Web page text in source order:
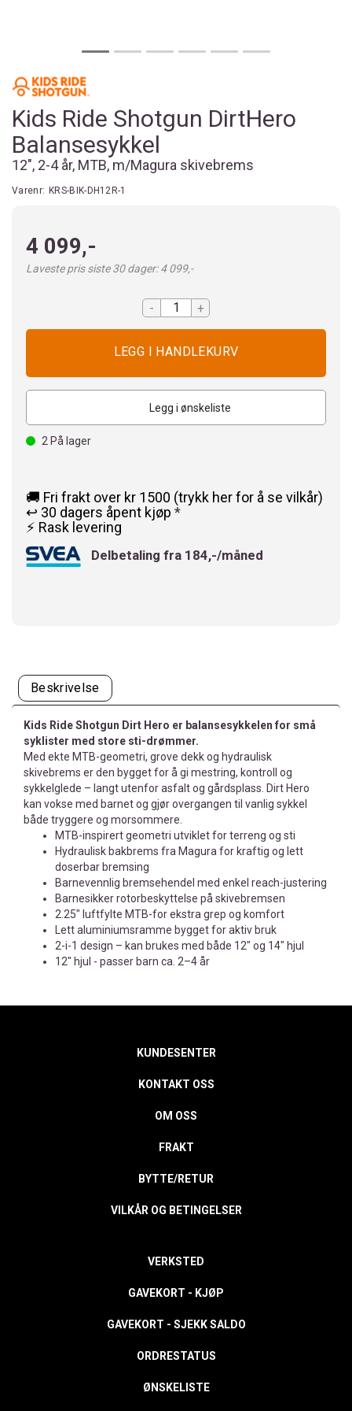
Kids Ride Shotgun DirtHero
Balansesykkel
12", 2-4 år, MTB, m/Magura skivebrems
Varenr: KRS-BIK-DH12R-1
4 099,-
Laveste pris siste 30 dager: 4 099,-
- +
Legg i ønskeliste
2 På lager
🚚 Fri frakt over kr 1500 (trykk her for å se vilkår)
↩️ 30 dagers åpent kjøp *
⚡ Rask levering
Delbetaling fra 184,-/måned
Beskrivelse
Kids Ride Shotgun Dirt Hero er balansesykkelen for små
syklister med store sti-drømmer.
Med ekte MTB-geometri, grove dekk og hydraulisk
skivebrems er den bygget for å gi mestring, kontroll og
sykkelglede – langt utenfor asfalt og gårdsplass. Dirt Hero
kan vokse med barnet og gjør overgangen til vanlig sykkel
både tryggere og morsommere.
MTB-inspirert geometri utviklet for terreng og sti
Hydraulisk bakbrems fra Magura for kraftig og lett
doserbar bremsing
Barnevennlig bremsehendel med enkel reach-justering
Barnesikker rotorbeskyttelse på skivebremsen
2.25" luftfylte MTB-for ekstra grep og komfort
Lett aluminiumsramme bygget for aktiv bruk
2-i-1 design – kan brukes med både 12" og 14" hjul
12" hjul - passer barn ca. 2–4 år
KUNDESENTER
KONTAKT OSS
OM OSS
FRAKT
BYTTE/RETUR
VILKÅR OG BETINGELSER
VERKSTED
GAVEKORT - KJØP
GAVEKORT - SJEKK SALDO
ORDRESTATUS
ØNSKELISTE